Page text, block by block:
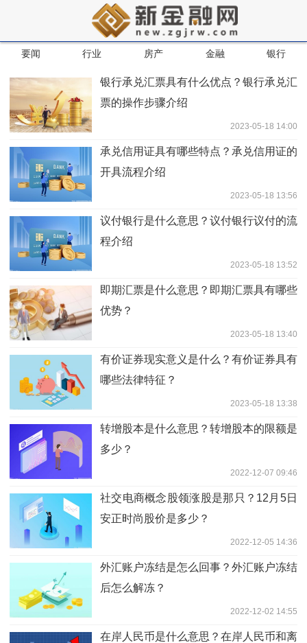
要闻 行业 房产 金融 银行
银行承兑汇票具有什么优点？银行承兑汇
票的操作步骤介绍
2023-05-18 14:00
承兑信用证具有哪些特点？承兑信用证的
开具流程介绍
2023-05-18 13:56
议付银行是什么意思？议付银行议付的流
程介绍
2023-05-18 13:52
即期汇票是什么意思？即期汇票具有哪些
优势？
2023-05-18 13:40
有价证券现实意义是什么？有价证券具有
哪些法律特征？
2023-05-18 13:38
转增股本是什么意思？转增股本的限额是
多少？
2022-12-07 09:46
社交电商概念股领涨股是那只？12月5日
安正时尚股价是多少？
2022-12-05 14:36
外汇账户冻结是怎么回事？外汇账户冻结
后怎么解冻？
2022-12-02 14:55
在岸人民币是什么意思？在岸人民币和离